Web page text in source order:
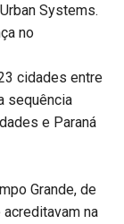
Systems.
no
cidades entre
sequência
e Paraná
Grande, de
na